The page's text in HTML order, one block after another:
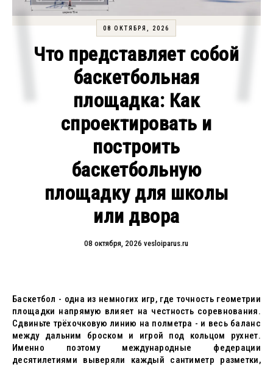
08 ОКТЯБРЯ, 2026
Что представляет собой
баскетбольная
площадка: Как
спроектировать и
построить
баскетбольную
площадку для школы
или двора
08 октября, 2026 vesloiparus.ru
Баскетбол - одна из немногих игр, где точность геометрии
площадки напрямую влияет на честность соревнования.
Сдвиньте трёхочковую линию на полметра - и весь баланс
между дальним броском и игрой под кольцом рухнет.
Именно поэтому международные федерации
десятилетиями выверяли каждый сантиметр разметки,